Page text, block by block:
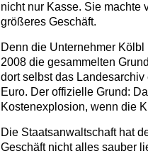
nicht nur Kasse. Sie machte
größeres Geschäft.
Denn die Unternehmer
2008 die gesammelten
dort selbst das
Euro. Der offizielle Grund:
Kostenexplosion, wenn die
Die Staatsanwaltschaft hat
Geschäft nicht alles sauber